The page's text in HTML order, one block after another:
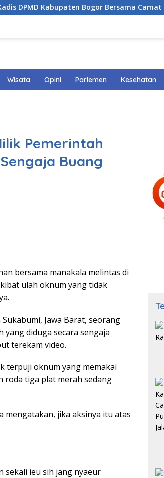
Kabupaten Bogor Bersama Camat
Wisata Opini Parlemen Kesehatan
Pemerintah
Buang
bersama manakala melintas di
ulah oknum yang tidak
Jawa Barat, seorang
diduga secara sengaja
terekam video.
terpuji oknum yang memakai
roda tiga plat merah sedang
mengatakan, jika aksinya itu atas
sekali ieu sih jang nyaeur